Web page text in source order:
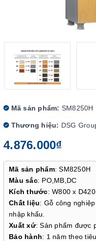
Mã sản phẩm: SM8250H
Thương hiệu: DSG
4.876.000₫
Mã sản phẩm: SM8250H
Màu sắc: PO,MB,DC
Kích thước: W800 x
Chất liệu: Gỗ công
nhập khẩu.
Xuất xứ: Sản phẩm được
Bảo hành: 1 năm theo